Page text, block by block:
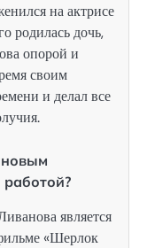
на актрисе
родилась дочь,
опорой и
своим
и делал все
работой?
является
«Шерлок